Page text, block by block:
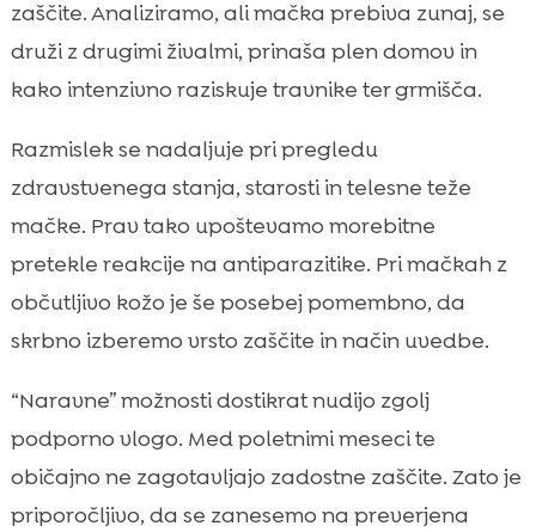
zaščite. Analiziramo, ali mačka prebiva zunaj, se
druži z drugimi živalmi, prinaša plen domov in
kako intenzivno raziskuje travnike ter grmišča.
Razmislek se nadaljuje pri pregledu
zdravstvenega stanja, starosti in telesne teže
mačke. Prav tako upoštevamo morebitne
pretekle reakcije na antiparazitike. Pri mačkah z
občutljivo kožo je še posebej pomembno, da
skrbno izberemo vrsto zaščite in način uvedbe.
“Naravne” možnosti dostikrat nudijo zgolj
podporno vlogo. Med poletnimi meseci te
običajno ne zagotavljajo zadostne zaščite. Zato je
priporočljivo, da se zanesemo na preverjena